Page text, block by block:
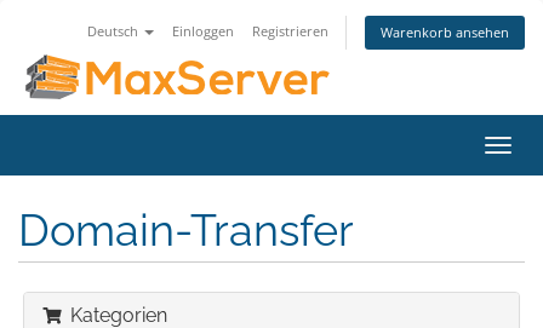
Deutsch Einloggen Registrieren Warenkorb ansehen
ein-/
Domain-Transfer
Kategorien